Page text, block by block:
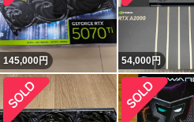
145,000円 54,000円